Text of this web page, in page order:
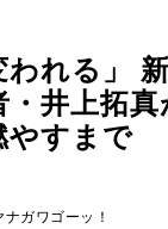
われる」
井上拓真
やすまで
ガワゴーッ！